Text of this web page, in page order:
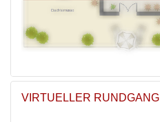
VIRTUELLER RUNDGANG